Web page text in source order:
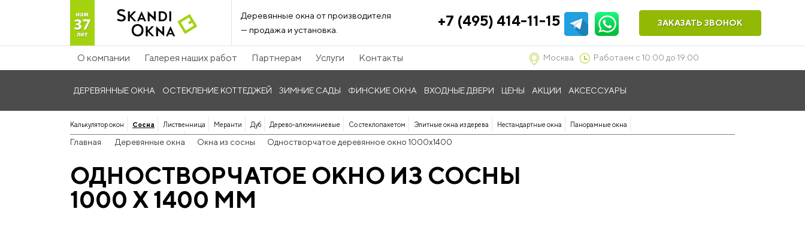
Деревянные окна от производителя
— продажа и установка.
+7 (495) 414-11-15 ЗАКАЗАТЬ ЗВОНОК
О компании Галерея наших работ Партнерам Услуги Контакты Москва Работаем с 10:00 до 19:00
ДЕРЕВЯННЫЕ ОКНА ОСТЕКЛЕНИЕ КОТТЕДЖЕЙ ЗИМНИЕ САДЫ ФИНСКИЕ ОКНА ВХОДНЫЕ ДВЕРИ ЦЕНЫ АКЦИИ АКСЕССУАРЫ
Калькулятор окон Сосна Лиственница Меранти Дуб Дерево-алюминиевые Со стеклопакетом Элитные окна из дерева Нестандартные окна
Панорамные окна
Панорамные дерево-алюминиевые
Главная Деревянные окна Окна из сосны Одностворчатое деревянное окно 1000x1400
ОДНОСТВОРЧАТОЕ ОКНО ИЗ СОСНЫ
1000 Х 1400 ММ